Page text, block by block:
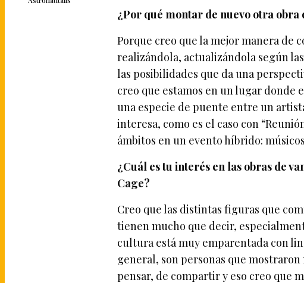
¿Por qué montar de nuevo otra obra
Porque creo que la mejor manera de
realizándola, actualizándola según
las posibilidades que da una
creo que estamos en un lugar
una especie de puente entre un
interesa, como es el caso con
ámbitos en un evento híbrido:
¿Cuál es tu interés en las obras de
Cage?
Creo que las distintas figuras que
tienen mucho que decir,
cultura está muy emparentada con
general, son personas que
pensar, de compartir y eso creo que